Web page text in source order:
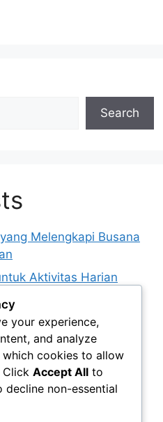
Search
Melengkapi Busana
Aktivitas Harian
Netral agar
untuk Berbagai
dalam Menunjang
your experience,
and analyze
cookies to allow
Click Accept All to
decline non-essential